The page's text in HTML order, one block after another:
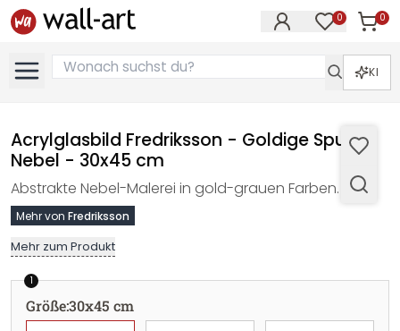
0 0
KI
Acrylglasbild Fredriksson - Goldige Spur im
Nebel - 30x45 cm
Abstrakte Nebel-Malerei in gold-grauen Farben.
Mehr von Fredriksson
Mehr zum Produkt
1
Größe:30x45 cm